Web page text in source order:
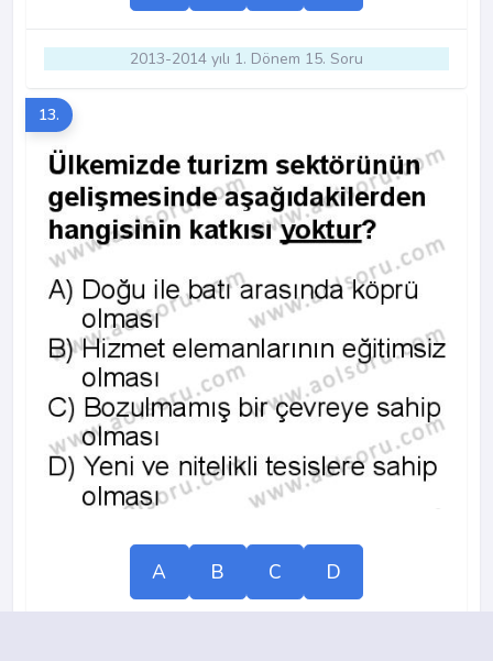
2013-2014 yılı 1. Dönem 15. Soru
13.
A B C D